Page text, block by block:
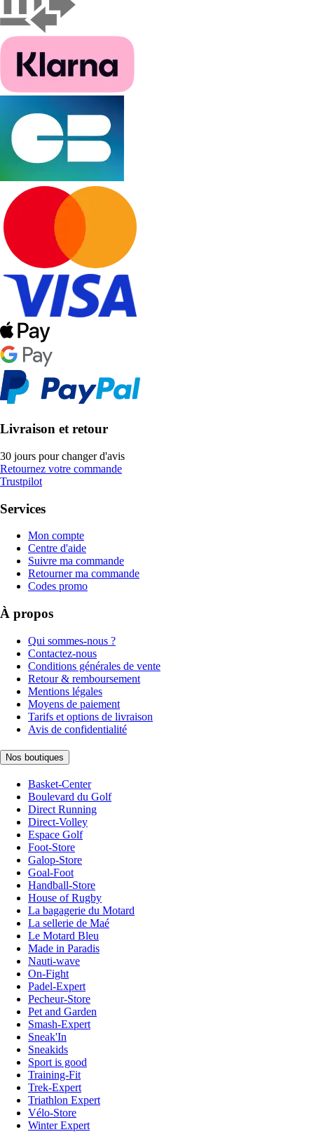
Livraison et retour
30 jours pour changer d'avis
Retournez votre commande
Trustpilot
Services
Mon compte
Centre d'aide
Suivre ma commande
Retourner ma commande
Codes promo
À propos
Qui sommes-nous ?
Contactez-nous
Conditions générales de vente
Retour & remboursement
Mentions légales
Moyens de paiement
Tarifs et options de livraison
Avis de confidentialité
Nos boutiques
Basket-Center
Boulevard du Golf
Direct Running
Direct-Volley
Espace Golf
Foot-Store
Galop-Store
Goal-Foot
Handball-Store
House of Rugby
La bagagerie du Motard
La sellerie de Maé
Le Motard Bleu
Made in Paradis
Nauti-wave
On-Fight
Padel-Expert
Pecheur-Store
Pet and Garden
Smash-Expert
Sneak'In
Sneakids
Sport is good
Training-Fit
Trek-Expert
Triathlon Expert
Vélo-Store
Winter Expert